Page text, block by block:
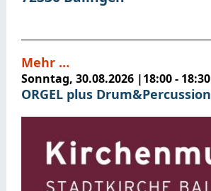
Sonntag, 30.08.2026 |18:00 - 18:30
ORGEL plus Drum&Percussion
Mehr …